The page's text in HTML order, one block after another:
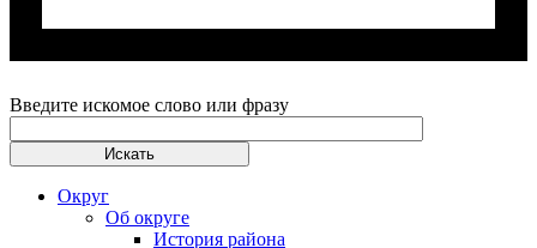
Введите искомое слово или фразу
Округ
Об округе
История района